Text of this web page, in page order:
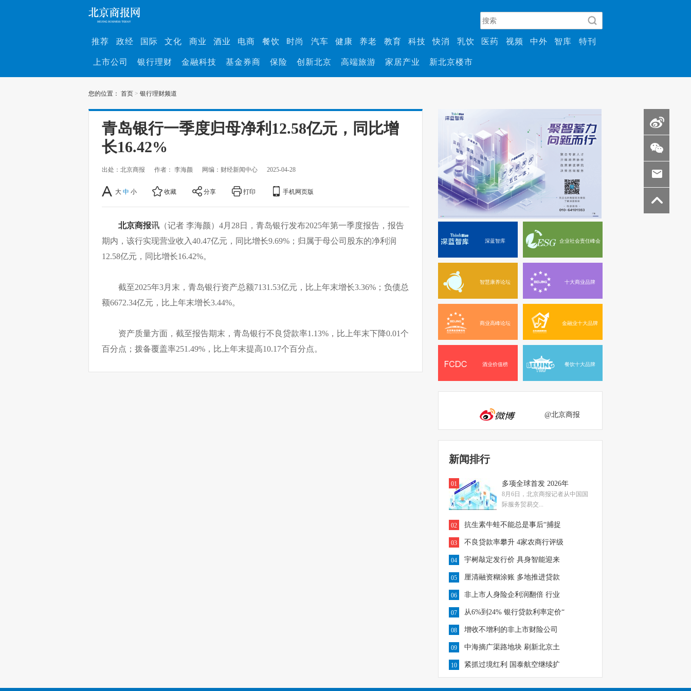
推荐 政经 国际 文化 商业 酒业 电商 餐饮 时尚 汽车 健康 养老 教育 科技 快消 乳饮 医药 视频 中外 智库 特刊
上市公司 银行理财 金融科技 基金券商 保险 创新北京 高端旅游 家居产业 新北京楼市
您的位置： 首页 > 银行理财频道
青岛银行一季度归母净利12.58亿元，同比增
长16.42%
出处：北京商报 作者： 李海颜 网编：财经新闻中心 2025-04-28
大 中 小 收藏 分享 打印 手机网页版
北京商报讯 （记者 李海颜）4月28日，青岛银行发布2025年第一季度报告，报告
期内，该行实现营业收入40.47亿元，同比增长9.69%；归属于母公司股东的净利润
12.58亿元，同比增长16.42%。
截至2025年3月末，青岛银行资产总额7131.53亿元，比上年末增长3.36%；负债总
额6672.34亿元，比上年末增长3.44%。
资产质量方面，截至报告期末，青岛银行不良贷款率1.13%，比上年末下降0.01个
百分点；拨备覆盖率251.49%，比上年末提高10.17个百分点。
深蓝智库 企业社会责任峰会
智慧康养论坛 十大商业品牌
商业高峰论坛 金融业十大品牌
酒业价值榜 餐饮十大品牌
@北京商报
新闻排行
01 多项全球首发 2026年
8月6日，北京商报记者从中国国
际服务贸易交...
02 抗生素牛蛙不能总是事后“捕捉
03 不良贷款率攀升 4家农商行评级
04 宇树敲定发行价 具身智能迎来
05 厘清融资糊涂账 多地推进贷款
06 非上市人身险企利润翻倍 行业
07 从6%到24% 银行贷款利率定价“
08 增收不增利的非上市财险公司
09 中海摘广渠路地块 刷新北京土
10 紧抓过境红利 国泰航空继续扩